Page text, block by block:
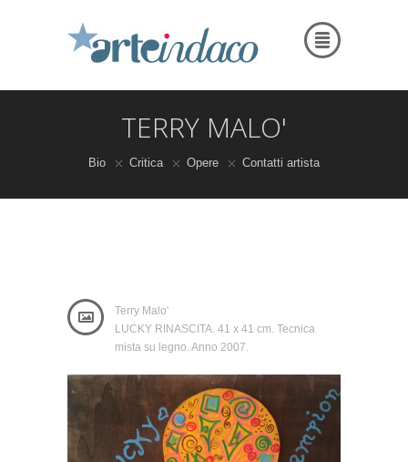
TERRY MALO'
Bio Critica Opere Contatti artista
Terry Malo'
LUCKY RINASCITA. 41 x 41 cm. Tecnica
mista su legno. Anno 2007.